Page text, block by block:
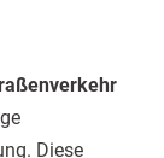
Diese